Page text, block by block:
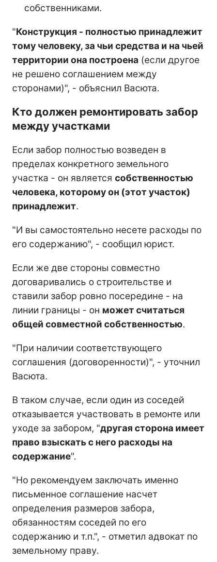
собственниками.
"Конструкция - полностью принадлежит
тому человеку, за чьи средства и на чьей
территории она построена (если другое
не решено соглашением между
сторонами)", - объяснил Васюта.
Кто должен ремонтировать забор
между участками
Если забор полностью возведен в
пределах конкретного земельного
участка - он является собственностью
человека, которому он (этот участок)
принадлежит.
"И вы самостоятельно несете расходы по
его содержанию", - сообщил юрист.
Если же две стороны совместно
договаривались о строительстве и
ставили забор ровно посередине - на
линии границы - он может считаться
общей совместной собственностью.
"При наличии соответствующего
соглашения (договоренности)", - уточнил
Васюта.
В таком случае, если один из соседей
отказывается участвовать в ремонте или
уходе за забором, "другая сторона имеет
право взыскать с него расходы на
содержание".
"Но рекомендуем заключать именно
письменное соглашение насчет
определения размеров забора,
обязанностям соседей по его
содержанию и т.п.", - отметил адвокат по
земельному праву.